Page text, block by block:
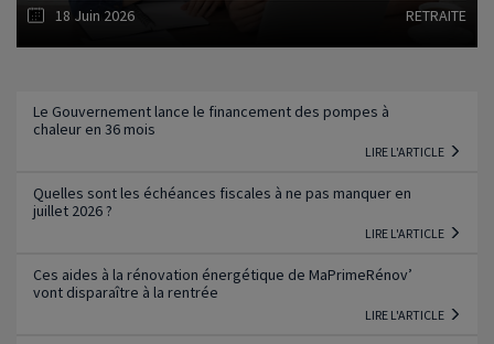
18 Juin 2026 RETRAITE
Le Gouvernement lance le financement des pompes à
chaleur en 36 mois
LIRE L'ARTICLE
Quelles sont les échéances fiscales à ne pas manquer en
juillet 2026 ?
LIRE L'ARTICLE
Ces aides à la rénovation énergétique de MaPrimeRénov’
vont disparaître à la rentrée
LIRE L'ARTICLE